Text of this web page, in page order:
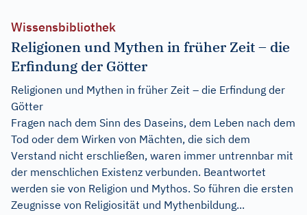
Wissensbibliothek
Religionen und Mythen in früher Zeit – die
Erfindung der Götter
Religionen und Mythen in früher Zeit – die Erfindung der
Götter
Fragen nach dem Sinn des Daseins, dem Leben nach dem
Tod oder dem Wirken von Mächten, die sich dem
Verstand nicht erschließen, waren immer untrennbar mit
der menschlichen Existenz verbunden. Beantwortet
werden sie von Religion und Mythos. So führen die ersten
Zeugnisse von Religiosität und Mythenbildung...